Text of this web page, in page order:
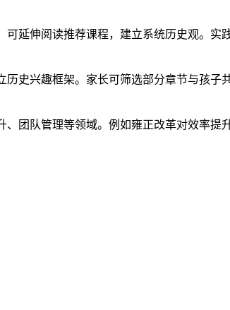
延伸阅读推荐课程，建立系统历史观。实
史兴趣框架。家长可筛选部分章节与孩子
团队管理等领域。例如雍正改革对效率